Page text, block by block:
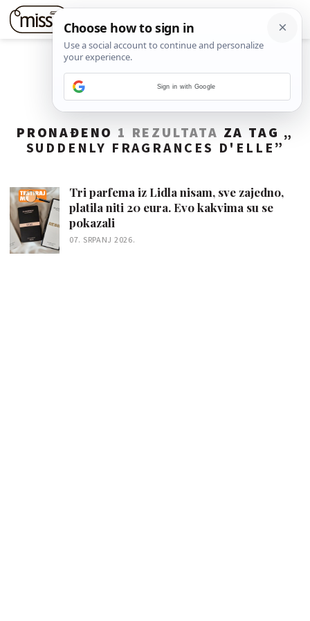
PRONAĐENO 1 REZULTATA ZA TAG „
SUDDENLY FRAGRANCES D'ELLE ”
Tri parfema iz Lidla nisam, sve zajedno,
platila niti 20 eura. Evo kakvima su se
pokazali
07. SRPANJ 2026.
Sign in with Google